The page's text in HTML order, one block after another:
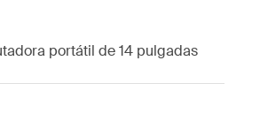
portátil de 14 pulgadas